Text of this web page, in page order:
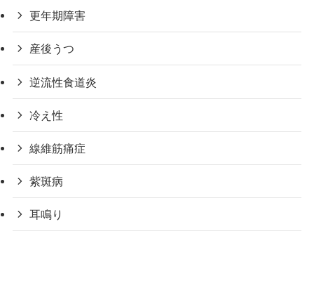
更年期障害
産後うつ
逆流性食道炎
冷え性
線維筋痛症
紫斑病
耳鳴り